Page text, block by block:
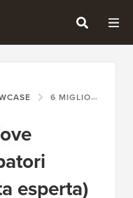
6 MIGLIORI POSTI DOVE ASSUMERE SVILUPPATORI WORDPRESS (SCELTA ESPERTA)
esperta)